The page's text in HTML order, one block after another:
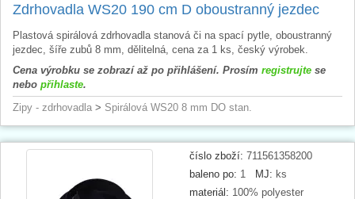
Zdrhovadla WS20 190 cm D oboustranný jezdec
Plastová spirálová zdrhovadla stanová či na spací pytle, oboustranný
jezdec, šíře zubů 8 mm, dělitelná, cena za 1 ks, český výrobek.
Cena výrobku se zobrazí až po přihlášení. Prosím registrujte se
nebo přihlaste.
Zipy - zdrhovadla > Spirálová WS20 8 mm DO stan.
číslo zboží: 711561358200
baleno po: 1 MJ: ks
materiál: 100% polyester